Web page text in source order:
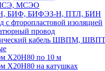
МСЭО
БИФ, БИФЭЗ-Н, ПТЛ, БИН
с фторопластовой изоляцией
провод
кабель ШВПМ,
Х20Н80 по 10 м
Х20Н80 на катушках